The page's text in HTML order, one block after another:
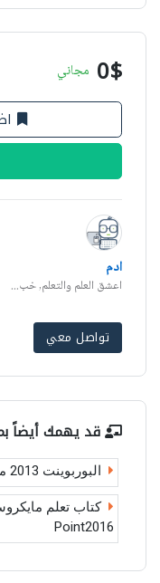
0$ مجاني
ادم
اعشق العلم والتعلم, خب...
تواصل معي
قد يهمك أيضاً
البوربوينت 2013 من البداية حتى الاحتراف
Point2016